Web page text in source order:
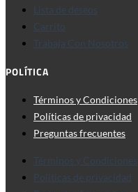
Lista de deseos
Carrito
Trabaja Con Nosotros
POLÍTICA
Términos y Condiciones
Políticas de privacidad
Preguntas frecuentes
Términos y Condiciones
Políticas de privacidad